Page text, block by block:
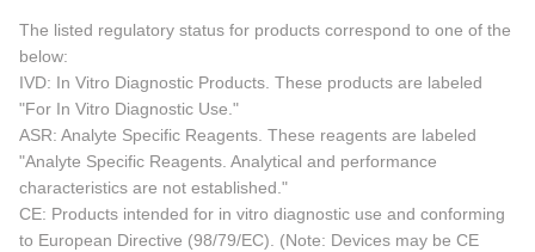
The listed regulatory status for products correspond to one of the
below:
IVD: In Vitro Diagnostic Products. These products are labeled
"For In Vitro Diagnostic Use."
ASR: Analyte Specific Reagents. These reagents are labeled
"Analyte Specific Reagents. Analytical and performance
characteristics are not established."
CE: Products intended for in vitro diagnostic use and conforming
to European Directive (98/79/EC). (Note: Devices may be CE